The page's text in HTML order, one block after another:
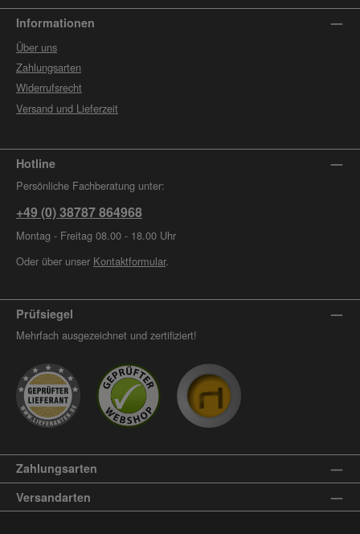
Informationen
Über uns
Zahlungsarten
Widerrufsrecht
Versand und Lieferzeit
Hotline
Persönliche Fachberatung unter:
+49 (0) 38787 864968
Montag - Freitag 08.00 - 18.00 Uhr
Oder über unser Kontaktformular.
Prüfsiegel
Mehrfach ausgezeichnet und zertifiziert!
Zahlungsarten
Versandarten